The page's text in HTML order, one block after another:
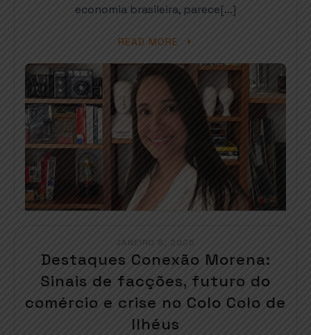
economia brasileira, parece[…]
READ MORE
JANEIRO 8, 2025
Destaques Conexão Morena:
Sinais de facções, futuro do
comércio e crise no Colo Colo de
Ilhéus